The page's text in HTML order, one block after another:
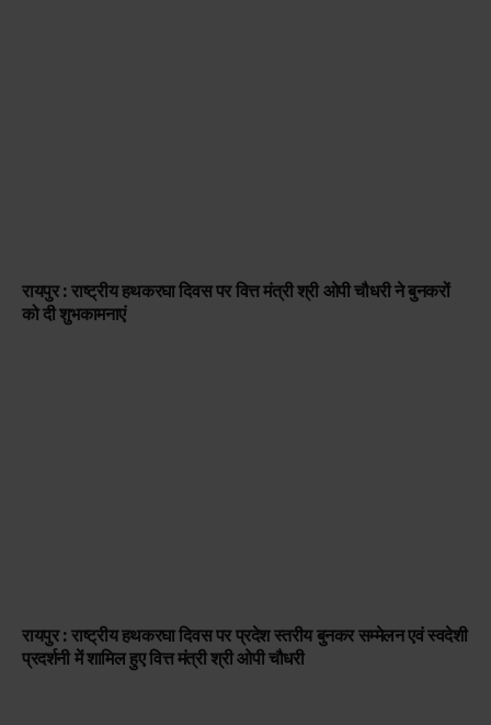
रायपुर : राष्ट्रीय हथकरघा दिवस पर वित्त मंत्री श्री ओपी चौधरी ने बुनकरों
को दी शुभकामनाएं
रायपुर : राष्ट्रीय हथकरघा दिवस पर प्रदेश स्तरीय बुनकर सम्मेलन एवं स्वदेशी
प्रदर्शनी में शामिल हुए वित्त मंत्री श्री ओपी चौधरी